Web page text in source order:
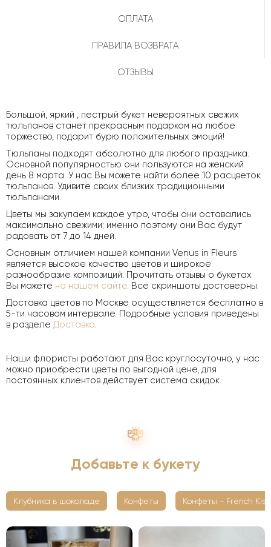
ОПЛАТА
ПРАВИЛА ВОЗВРАТА
ОТЗЫВЫ
Большой, яркий , пестрый букет невероятных свежих
тюльпанов станет прекрасным подарком на любое
торжество, подарит бурю положительных эмоций!
Тюльпаны подходят абсолютно для любого праздника.
Основной популярностью они пользуются на женский
день 8 марта. У нас Вы можете найти более 10 расцветок
тюльпанов. Удивите своих близких традиционными
тюльпанами.
Цветы мы закупаем каждое утро, чтобы они оставались
максимально свежими; именно поэтому они Вас будут
радовать от 7 до 14 дней.
Основным отличием нашей компании Venus in Fleurs
является высокое качество цветов и широкое
разнообразие композиций. Прочитать отзывы о букетах
Вы можете на нашем сайте. Все скриншоты достоверны.
Доставка цветов по Москве осуществляется бесплатно в
5-ти часовом интервале. Подробные условия приведены
в разделе Доставка.
Наши флористы работают для Вас круглосуточно, у нас
можно приобрести цветы по выгодной цене, для
постоянных клиентов действует система скидок.
Добавьте к букету
Клубника в шоколаде Конфеты Конфеты - French Kiss